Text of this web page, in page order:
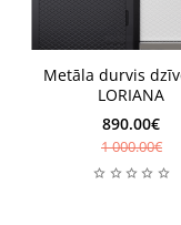
Noliktavā
Noliktavā
Metāla durvis
LORIANA
890.00€
1 000.00€